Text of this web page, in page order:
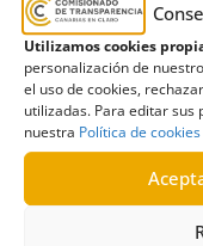
Utilizamos cookies
personalización de
el uso de cookies,
utilizadas. Para editar
nuestra Política de cookies